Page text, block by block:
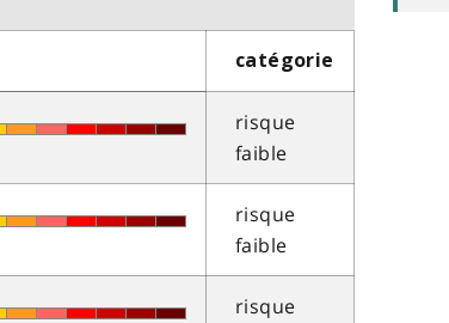
catégorie
risque
faible
risque
faible
risque